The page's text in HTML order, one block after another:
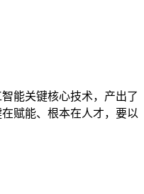
能关键核心技术，产出了
赋能、根本在人才，要以